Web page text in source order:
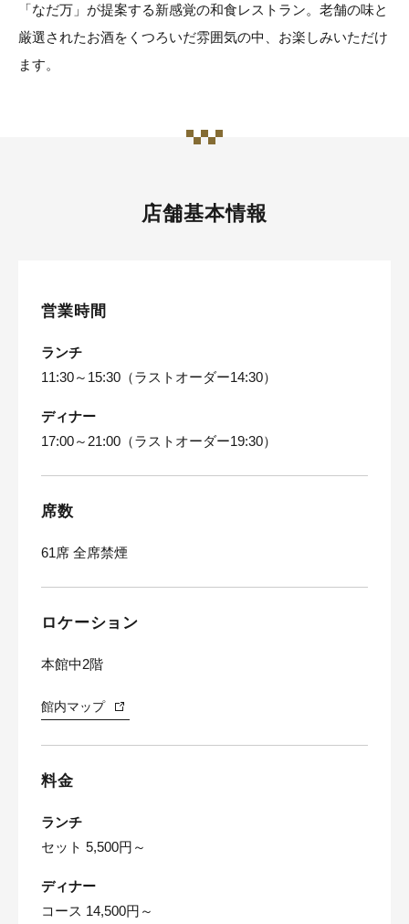
「なだ万」が提案する新感覚の和食レストラン。老舗の味と
厳選されたお酒をくつろいだ雰囲気の中、お楽しみいただけ
ます。
店舗基本情報
営業時間
ランチ
11:30～15:30（ラストオーダー14:30）
ディナー
17:00～21:00（ラストオーダー19:30）
席数
61席 全席禁煙
ロケーション
本館中2階
館内マップ
料金
ランチ
セット 5,500円～
ディナー
コース 14,500円～